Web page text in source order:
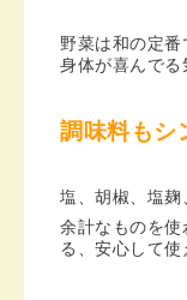
野菜は和の定番
身体が喜んで
調味料もシ
塩、胡椒、塩麹
余計なものを
る、安心して使